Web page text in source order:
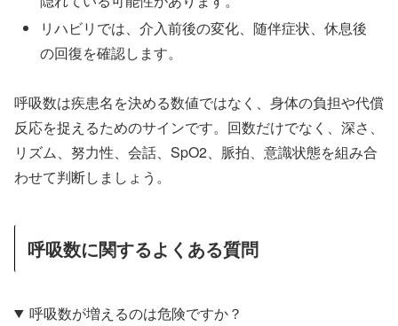
リハビリでは、介入前後の変化、随伴症状、休息後
の回復を確認します。
呼吸数は疾患名を決める数値ではなく、身体の負担や代償
反応を捉えるためのサインです。回数だけでなく、深さ、
リズム、努力性、会話、SpO2、脈拍、意識状態を組み合
わせて判断しましょう。
呼吸数に関するよくある質問
呼吸数が増えるのは危険ですか？